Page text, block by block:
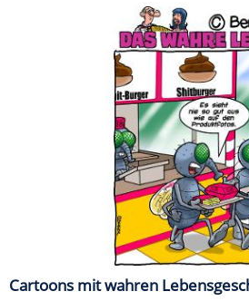
Cartoons mit wahren